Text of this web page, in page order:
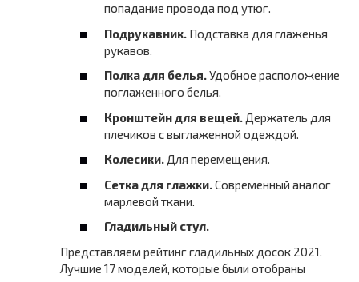
попадание провода под утюг.
Подрукавник. Подставка для глаженья
рукавов.
Полка для белья.Удобное расположение
поглаженного белья.
Кронштейн для вещей. Держатель для
плечиков с выглаженной одеждой.
Колесики. Для перемещения.
Сетка для глажки.Современный аналог
марлевой ткани.
Гладильный стул.
Представляем рейтинг гладильных досок 2021.
Лучшие 17 моделей, которые были отобраны